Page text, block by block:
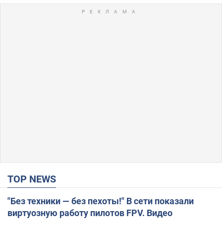
TOP NEWS
"Без техники — без пехоты!" В сети показали
виртуозную работу пилотов FPV. Видео